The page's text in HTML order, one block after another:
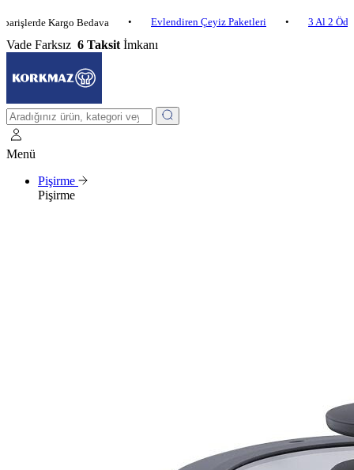
Kargo Bedava • Evlendiren Çeyiz Paketleri • 3 Al 2 Öde •
Vade Farksız 6 Taksit İmkanı
Menü
Pişirme
Pişirme